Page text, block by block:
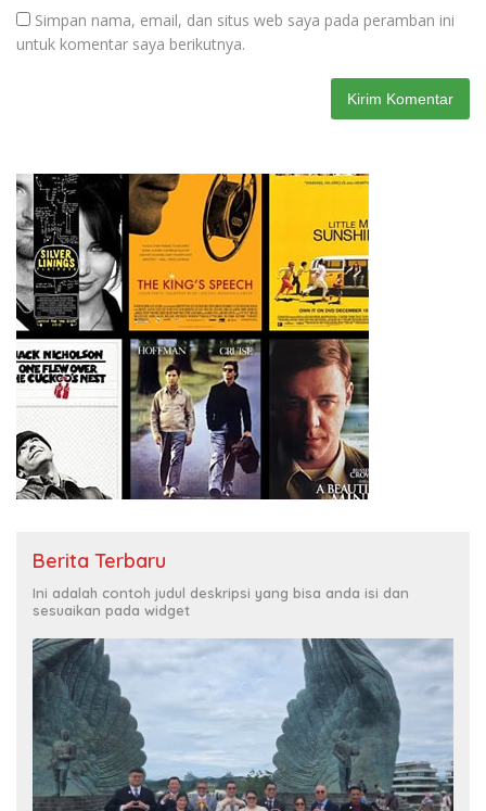
Simpan nama, email, dan situs web saya pada peramban ini
untuk komentar saya berikutnya.
Berita Terbaru
Ini adalah contoh judul deskripsi yang bisa anda isi dan
sesuaikan pada widget